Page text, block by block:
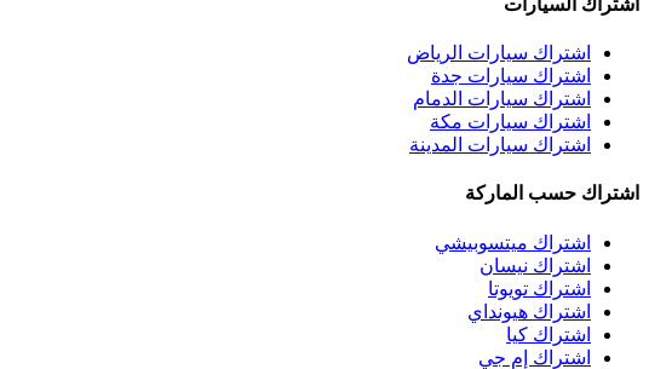
اشتراك سيارات الرياض
اشتراك سيارات جدة
اشتراك سيارات الدمام
اشتراك سيارات مكة
اشتراك سيارات المدينة
اشتراك حسب الماركة
اشتراك ميتسوبيشي
اشتراك نيسان
اشتراك تويوتا
اشتراك هيونداي
اشتراك كيا
اشتراك إم جي